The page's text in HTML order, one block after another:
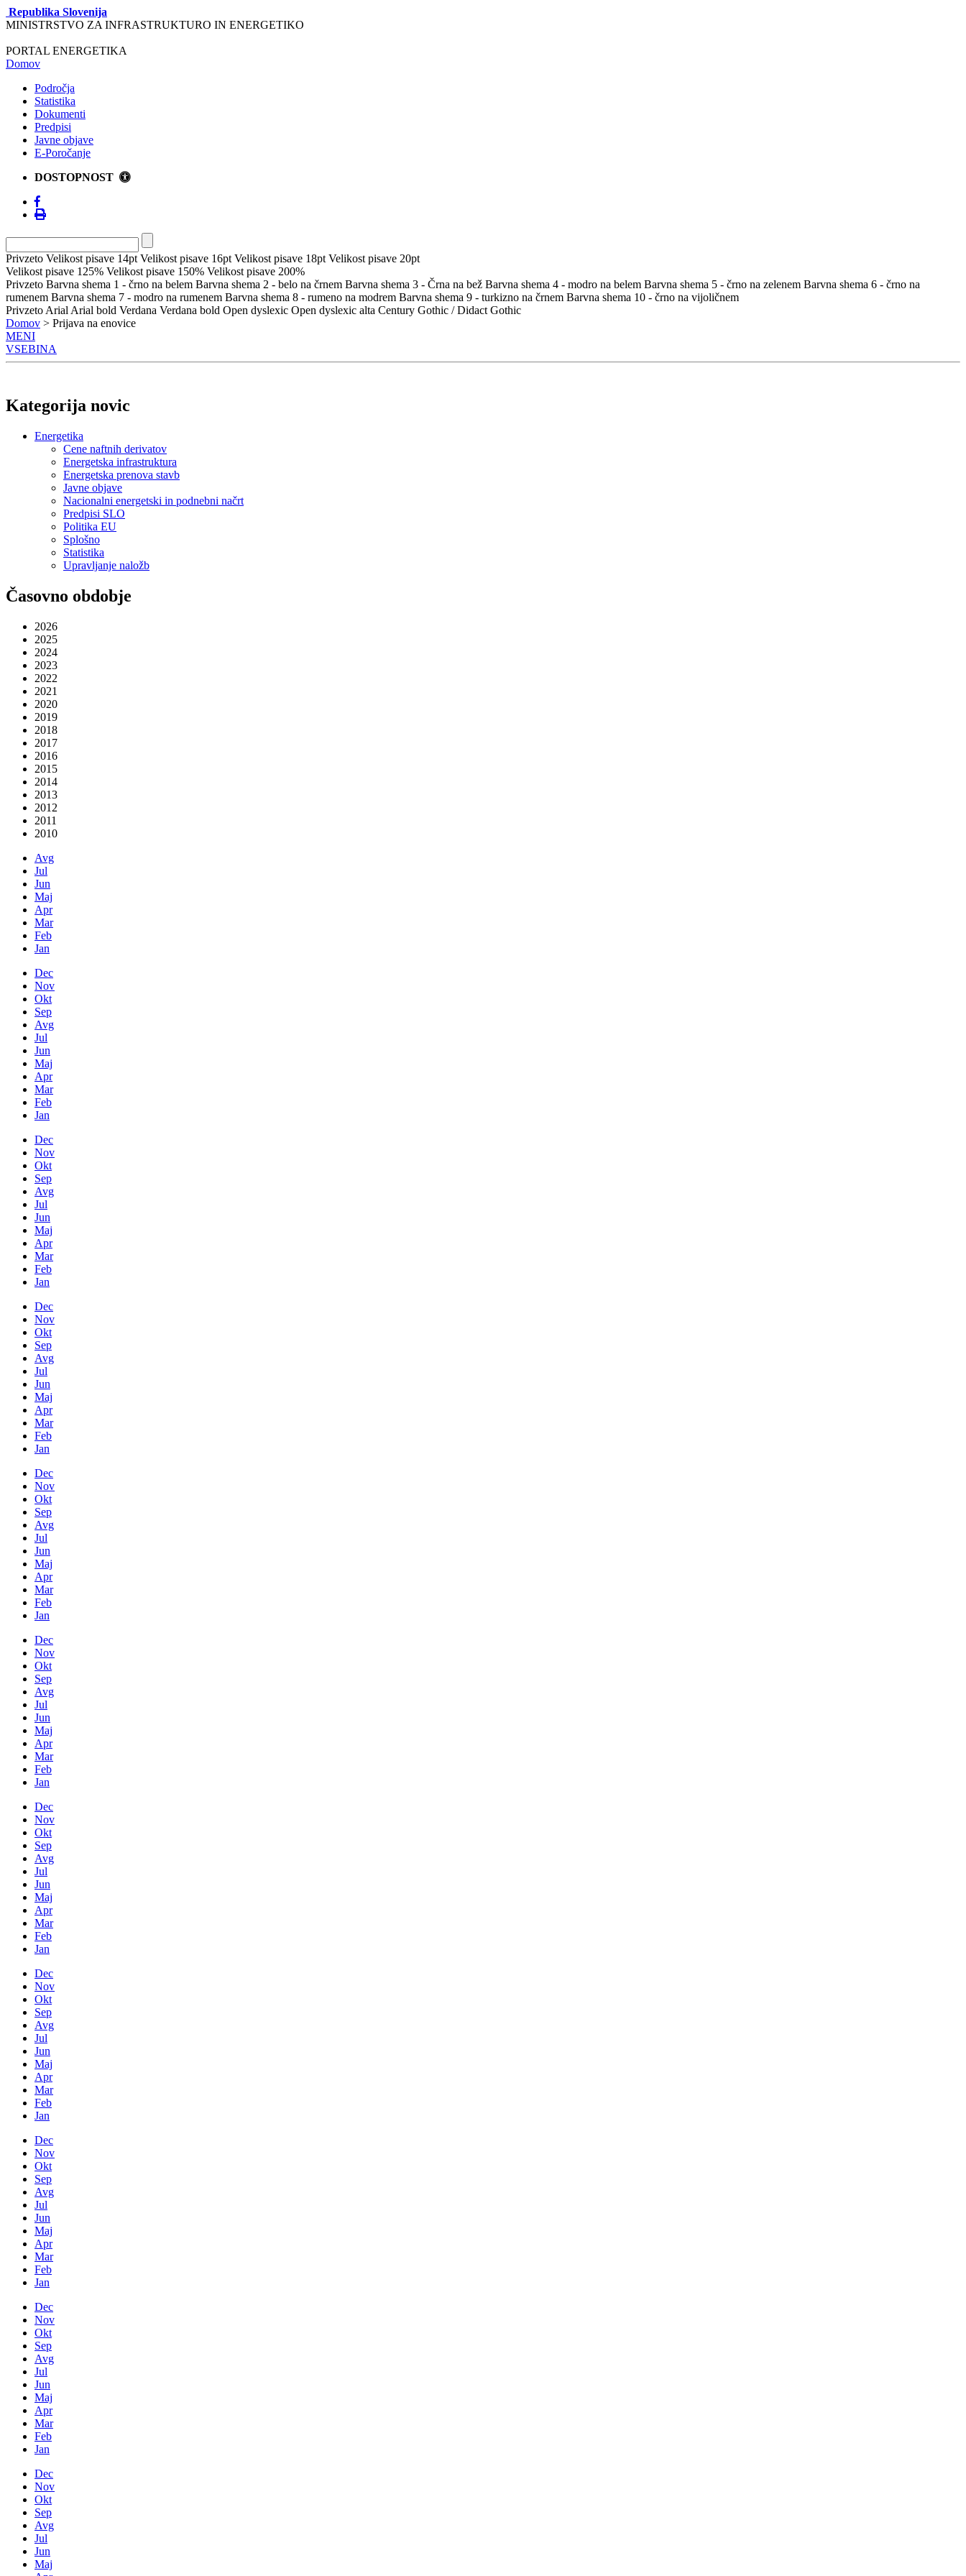
Republika Slovenija
MINISTRSTVO ZA INFRASTRUKTURO IN ENERGETIKO
PORTAL ENERGETIKA
Domov
Področja
Statistika
Dokumenti
Predpisi
Javne objave
E-Poročanje
DOSTOPNOST
Privzeto Velikost pisave 14pt Velikost pisave 16pt Velikost pisave 18pt Velikost pisave 20pt
Velikost pisave 125% Velikost pisave 150% Velikost pisave 200%
Privzeto Barvna shema 1 - črno na belem Barvna shema 2 - belo na črnem Barvna shema 3 - Črna na bež Barvna shema 4 - modro na belem Barvna shema 5 - črno na zelenem Barvna shema 6 - črno na
rumenem Barvna shema 7 - modro na rumenem Barvna shema 8 - rumeno na modrem Barvna shema 9 - turkizno na črnem Barvna shema 10 - črno na vijoličnem
Privzeto Arial Arial bold Verdana Verdana bold Open dyslexic Open dyslexic alta Century Gothic / Didact Gothic
Domov > Prijava na enovice
MENI
VSEBINA
Kategorija novic
Energetika
Cene naftnih derivatov
Energetska infrastruktura
Energetska prenova stavb
Javne objave
Nacionalni energetski in podnebni načrt
Predpisi SLO
Politika EU
Splošno
Statistika
Upravljanje naložb
Časovno obdobje
2026
2025
2024
2023
2022
2021
2020
2019
2018
2017
2016
2015
2014
2013
2012
2011
2010
Avg
Jul
Jun
Maj
Apr
Mar
Feb
Jan
Dec
Nov
Okt
Sep
Avg
Jul
Jun
Maj
Apr
Mar
Feb
Jan
Dec
Nov
Okt
Sep
Avg
Jul
Jun
Maj
Apr
Mar
Feb
Jan
Dec
Nov
Okt
Sep
Avg
Jul
Jun
Maj
Apr
Mar
Feb
Jan
Dec
Nov
Okt
Sep
Avg
Jul
Jun
Maj
Apr
Mar
Feb
Jan
Dec
Nov
Okt
Sep
Avg
Jul
Jun
Maj
Apr
Mar
Feb
Jan
Dec
Nov
Okt
Sep
Avg
Jul
Jun
Maj
Apr
Mar
Feb
Jan
Dec
Nov
Okt
Sep
Avg
Jul
Jun
Maj
Apr
Mar
Feb
Jan
Dec
Nov
Okt
Sep
Avg
Jul
Jun
Maj
Apr
Mar
Feb
Jan
Dec
Nov
Okt
Sep
Avg
Jul
Jun
Maj
Apr
Mar
Feb
Jan
Dec
Nov
Okt
Sep
Avg
Jul
Jun
Maj